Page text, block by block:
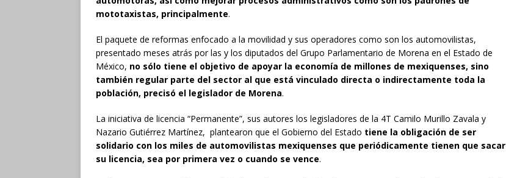
mototaxistas, principalmente.
El paquete de reformas enfocado a la movilidad y sus operadores como son los automovilistas,
presentado meses atrás por las y los diputados del Grupo Parlamentario de Morena en el Estado de
México, no sólo tiene el objetivo de apoyar la economía de millones de mexiquenses, sino
también regular parte del sector al que está vinculado directa o indirectamente toda la
población, precisó el legislador de Morena.
La iniciativa de licencia “Permanente”, sus autores los legisladores de la 4T Camilo Murillo Zavala y
Nazario Gutiérrez Martínez, plantearon que el Gobierno del Estado tiene la obligación de ser
solidario con los miles de automovilistas mexiquenses que periódicamente tienen que sacar
su licencia, sea por primera vez o cuando se vence.